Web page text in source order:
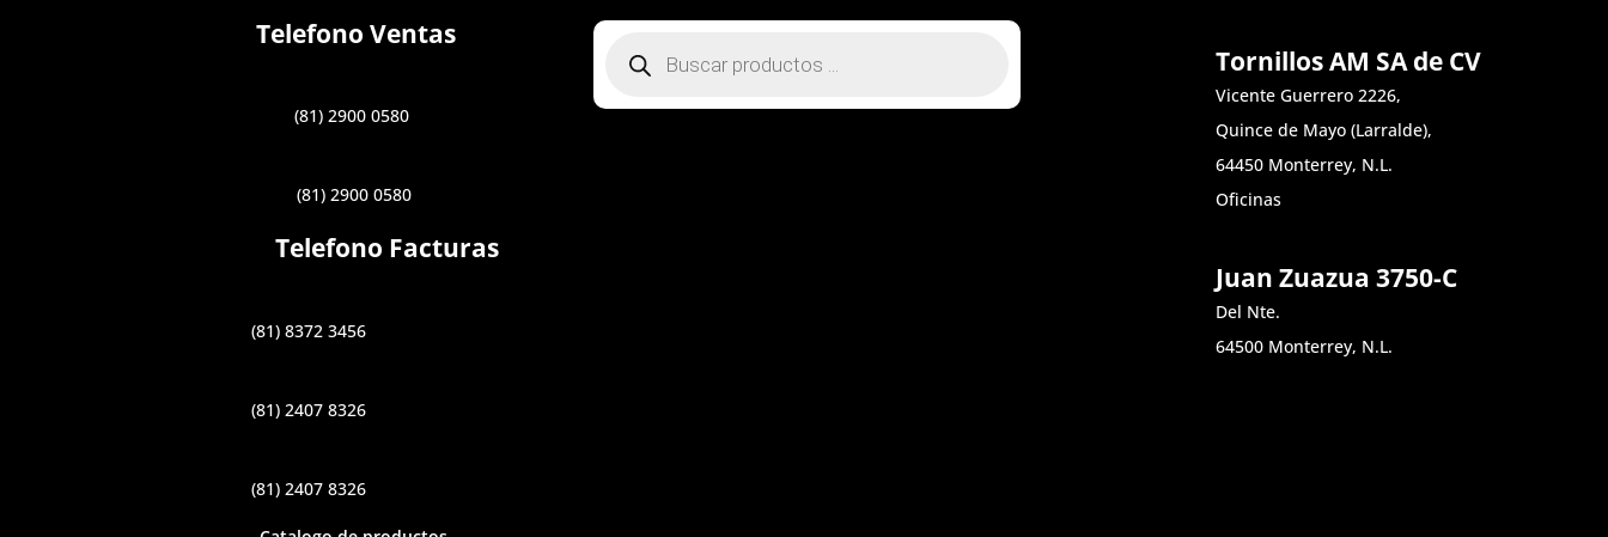
Telefono Ventas
(81) 2900 0580
(81) 2900 0580
Telefono Facturas
(81) 8372 3456
(81) 2407 8326
(81) 2407 8326
productos Tornillos AM SA de CV
Vicente Guerrero 2226,
Quince de Mayo (Larralde),
64450 Monterrey, N.L.
Oficinas
Juan Zuazua 3750-C
Del Nte.
64500 Monterrey, N.L.